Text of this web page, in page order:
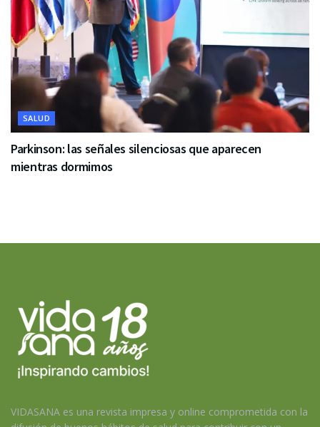
SALUD
Parkinson: las señales silenciosas que aparecen
mientras dormimos
VIDASANA es una revista impresa y online comprometida con la